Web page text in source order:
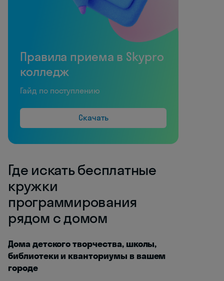
Правила приема в Skypro
колледж
Гайд по поступлению
Скачать
Где искать бесплатные
кружки
программирования
рядом с домом
Дома детского творчества, школы,
библиотеки и кванториумы в вашем
городе